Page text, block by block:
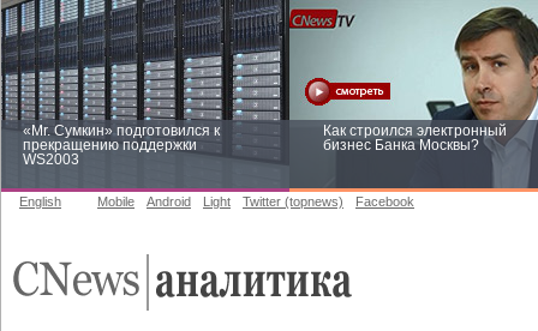
«Mr. Сумкин» подготовился к
прекращению поддержки
WS2003
Как строился электронный
бизнес Банка Москвы?
English Mobile Android Light Twitter (topnews) Facebook